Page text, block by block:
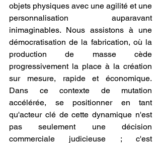
objets physiques avec une agilité et une
personnalisation auparavant
inimaginables. Nous assistons à une
démocratisation de la fabrication, où la
production de masse cède
progressivement la place à la création
sur mesure, rapide et économique.
Dans ce contexte de mutation
accélérée, se positionner en tant
qu'acteur clé de cette dynamique n'est
pas seulement une décision
commerciale judicieuse ; c'est